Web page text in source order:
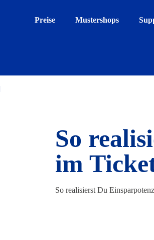
Preise Mustershops
So
im
So realisierst Du